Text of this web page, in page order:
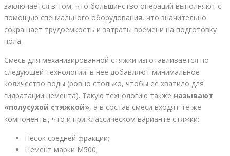
заключается в том, что большинство операций выполняют с
помощью специального оборудования, что значительно
сокращает трудоемкость и затраты времени на подготовку
пола.
Смесь для механизированной стяжки изготавливается по
следующей технологии: в нее добавляют минимальное
количество воды (ровно столько, чтобы ее хватило для
гидратации цемента). Такую технологию также называют
«полусухой стяжкой», а в состав смеси входят те же
компоненты, что и при классическом варианте стяжки:
Песок средней фракции;
Цемент марки М500;